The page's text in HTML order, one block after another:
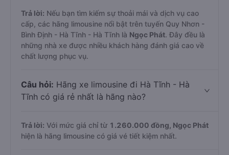
Trả lời: Nếu bạn tìm kiếm sự thoải mái và dịch vụ cao
cấp, các hãng limousine nổi bật trên tuyến Quy Nhơn -
Bình Định - Hà Tĩnh - Hà Tĩnh là Ngọc Phát. Đây đều là
những nhà xe được nhiều khách hàng đánh giá cao về
chất lượng phục vụ.
Câu hỏi: Hãng xe limousine đi Hà Tĩnh - Hà
Tĩnh có giá rẻ nhất là hãng nào?
Trả lời: Với mức giá chỉ từ 1.260.000 đồng, Ngọc Phát
hiện là hãng limousine có giá vé tiết kiệm nhất.